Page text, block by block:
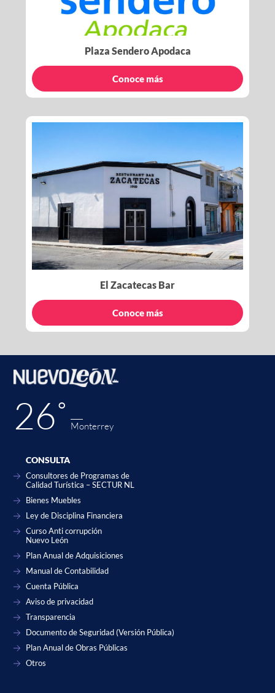
Plaza Sendero Apodaca
Conoce más
El Zacatecas Bar
Conoce más
26˚ Monterrey
CONSULTA
Consultores de Programas de
Calidad Turística – SECTUR NL
Bienes Muebles
Ley de Disciplina Financiera
Curso Anti corrupción
Nuevo León
Plan Anual de Adquisiciones
Manual de Contabilidad
Cuenta Pública
Aviso de privacidad
Transparencia
Documento de Seguridad (Versión Pública)
Plan Anual de Obras Públicas
Otros